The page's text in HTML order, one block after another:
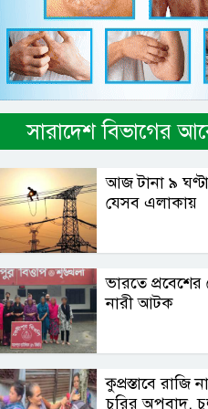
সারাদেশ বিভাগের
আজ টানা ৯
যেসব এলাকায়
ভারতে প্রবেশের
নারী আটক
কুপ্রস্তাবে
চুরির অপবাদ,